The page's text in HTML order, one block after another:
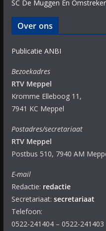
SC De Muggen En
Over ons
Publicatie ANBI
Bezoekadres
RTV Meppel
Kromme Elleboog 11,
7941 KC Meppel
Postadres/secretariaat
RTV Meppel
Postbus 510, 7940 AM
E-mail
Redactie: redactie
Secretariaat: secretariaat
Telefoon:
0522-241404 – 0522-241403